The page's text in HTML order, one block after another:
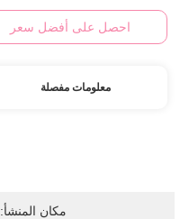
احصل على أفضل سعر
معلومات مفصلة
مكان المنشأ: